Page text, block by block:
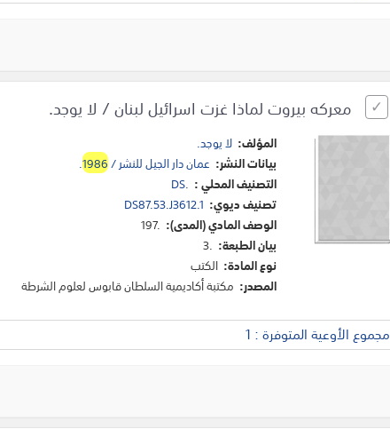
معركه بيروت لماذا غزت اسرائيل لبنان / لا يوجد.
المؤلف: لا يوجد.
بيانات النشر: عمان دار الجيل للنشر /1986
.
التصنيف المحلي : DS.
تصنيف ديوي: DS87.53.J3612.1
الوصف المادي (المدى): 197.
بيان الطبعة: 3.
نوع المادة: الكتب
المصدر: مكتبة أكاديمية السلطان قابوس لعلوم الشرطة
مجموع الأوعية المتوفرة : 1